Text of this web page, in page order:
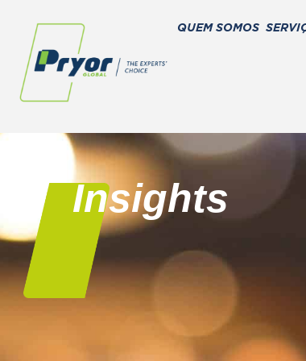
QUEM SOMOS
Insights